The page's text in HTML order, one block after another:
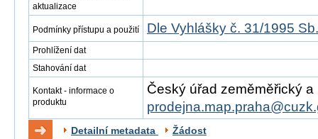
aktualizace
Podmínky přístupu a použití Dle Vyhlášky č. 31/1995 Sb.
Prohlížení dat
Stahování dat
Kontakt - informace o
produktu
Český úřad zeměměřický
Detailní metadata
Žádost